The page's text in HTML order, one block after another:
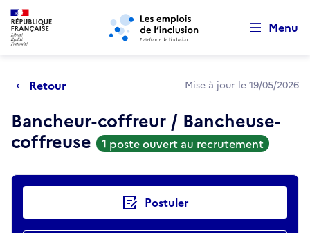
Aller au menu principal Aller au contenu principal
Menu
Retour Mise à jour le 19/05/2026
Bancheur-coffreur / Bancheuse-
coffreuse 1 poste ouvert au recrutement
Actions rapides Postuler
Retour au début de la page
Panneau de gestion des cookies